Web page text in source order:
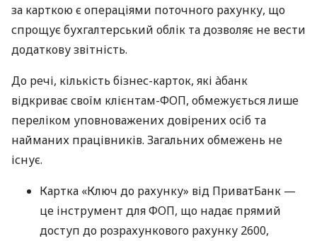
за карткою є операціями поточного рахунку, що
спрощує бухгалтерський облік та дозволяє не вести
додаткову звітність.
До речі, кількість бізнес-карток, які àбанк
відкриває своїм клієнтам-ФОП, обмежується лише
переліком уповноважених довірених осіб та
найманих працівників. Загальних обмежень не
існує.
Картка «Ключ до рахунку» від ПриватБанк —
це інструмент для ФОП, що надає прямий
доступ до розрахункового рахунку 2600,